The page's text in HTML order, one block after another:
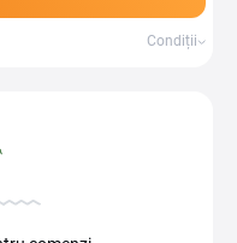
Condiții